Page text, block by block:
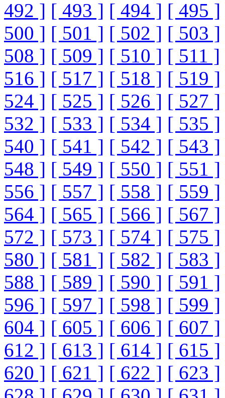
492 ] [ 493 ] [ 494 ] [ 495 ]
500 ] [ 501 ] [ 502 ] [ 503 ]
508 ] [ 509 ] [ 510 ] [ 511 ]
516 ] [ 517 ] [ 518 ] [ 519 ]
524 ] [ 525 ] [ 526 ] [ 527 ]
532 ] [ 533 ] [ 534 ] [ 535 ]
540 ] [ 541 ] [ 542 ] [ 543 ]
548 ] [ 549 ] [ 550 ] [ 551 ]
556 ] [ 557 ] [ 558 ] [ 559 ]
564 ] [ 565 ] [ 566 ] [ 567 ]
572 ] [ 573 ] [ 574 ] [ 575 ]
580 ] [ 581 ] [ 582 ] [ 583 ]
588 ] [ 589 ] [ 590 ] [ 591 ]
596 ] [ 597 ] [ 598 ] [ 599 ]
604 ] [ 605 ] [ 606 ] [ 607 ]
612 ] [ 613 ] [ 614 ] [ 615 ]
620 ] [ 621 ] [ 622 ] [ 623 ]